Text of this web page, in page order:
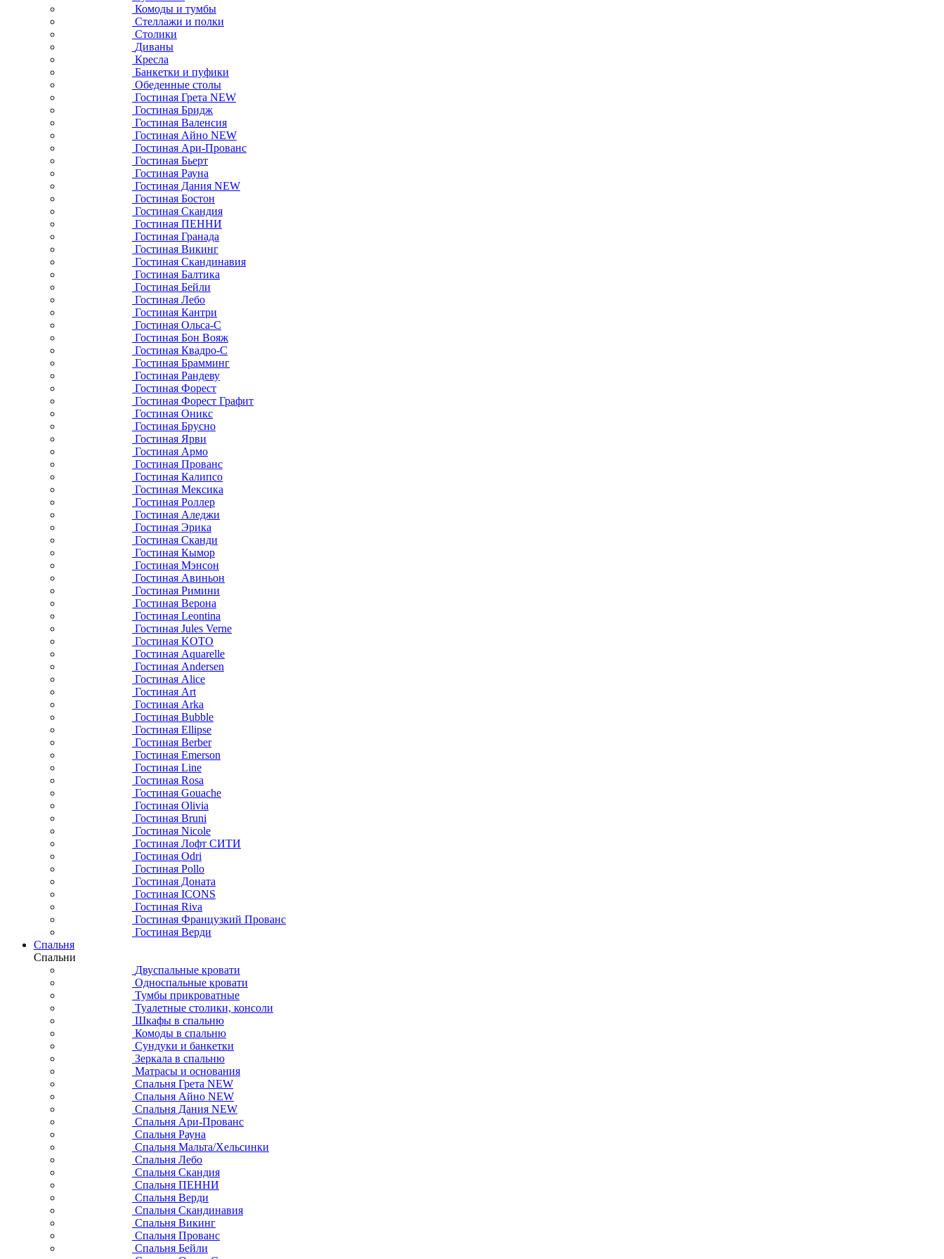
Комоды и тумбы
Стеллажи и полки
Столики
Диваны
Кресла
Банкетки и пуфики
Обеденные столы
Гостиная Грета NEW
Гостиная Бридж
Гостиная Валенсия
Гостиная Айно NEW
Гостиная Ари-Прованс
Гостиная Бьерт
Гостиная Рауна
Гостиная Дания NEW
Гостиная Бостон
Гостиная Скандия
Гостиная ПЕННИ
Гостиная Гранада
Гостиная Викинг
Гостиная Скандинавия
Гостиная Балтика
Гостиная Бейли
Гостиная Лебо
Гостиная Кантри
Гостиная Ольса-С
Гостиная Бон Вояж
Гостиная Квадро-С
Гостиная Брамминг
Гостиная Рандеву
Гостиная Форест
Гостиная Форест Графит
Гостиная Оникс
Гостиная Брусно
Гостиная Ярви
Гостиная Армо
Гостиная Прованс
Гостиная Калипсо
Гостиная Мексика
Гостиная Роллер
Гостиная Аледжи
Гостиная Эрика
Гостиная Сканди
Гостиная Кымор
Гостиная Мэнсон
Гостиная Авиньон
Гостиная Римини
Гостиная Верона
Гостиная Leontina
Гостиная Jules Verne
Гостиная KOTO
Гостиная Aquarelle
Гостиная Andersen
Гостиная Alice
Гостиная Art
Гостиная Arka
Гостиная Bubble
Гостиная Ellipse
Гостиная Berber
Гостиная Emerson
Гостиная Line
Гостиная Rosa
Гостиная Gouache
Гостиная Olivia
Гостиная Bruni
Гостиная Nicole
Гостиная Лофт СИТИ
Гостиная Odri
Гостиная Pollo
Гостиная Доната
Гостиная ICONS
Гостиная Riva
Гостиная Французкий Прованс
Гостиная Верди
Спальня
Спальни
Двуспальные кровати
Односпальные кровати
Тумбы прикроватные
Туалетные столики, консоли
Шкафы в спальню
Комоды в спальню
Сундуки и банкетки
Зеркала в спальню
Матрасы и основания
Спальня Грета NEW
Спальня Айно NEW
Спальня Дания NEW
Спальня Ари-Прованс
Спальня Рауна
Спальня Мальта/Хельсинки
Спальня Лебо
Спальня Скандия
Спальня ПЕННИ
Спальня Верди
Спальня Скандинавия
Спальня Викинг
Спальня Прованс
Спальня Бейли